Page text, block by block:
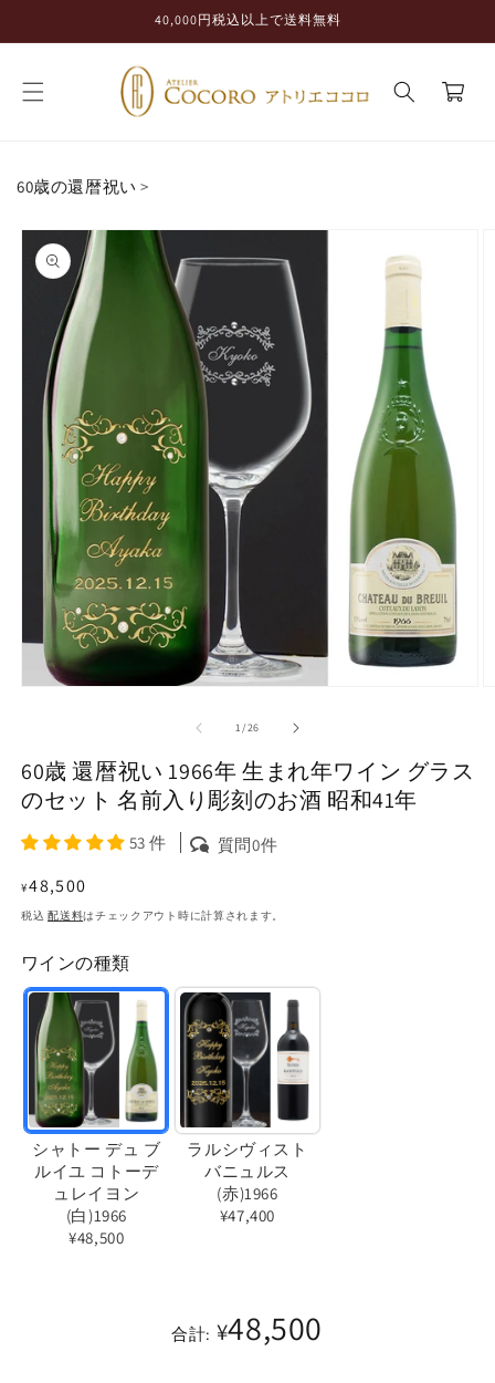
進む
40,000円税込以上で送料無料
ー
60歳の還暦祝い >
商品情
報にス
キップ
で
メ
デ
ィ
ア
を
開
1/の
26
60歳 還暦祝い 1966年 生まれ年ワイン グラス
のセット 名前入り彫刻のお酒 昭和41年
53 件 質問0件
通
常
格
¥48,500
税込配送料はチェックアウト時に計算されます。
ワインの種類
シャトー デュ ブ
ルイユ コトーデ
ュレイヨン
(白)1966
¥48,500
ラルシヴィスト
バニュルス
(赤)1966
¥47,400
ー
合計: ¥48,500